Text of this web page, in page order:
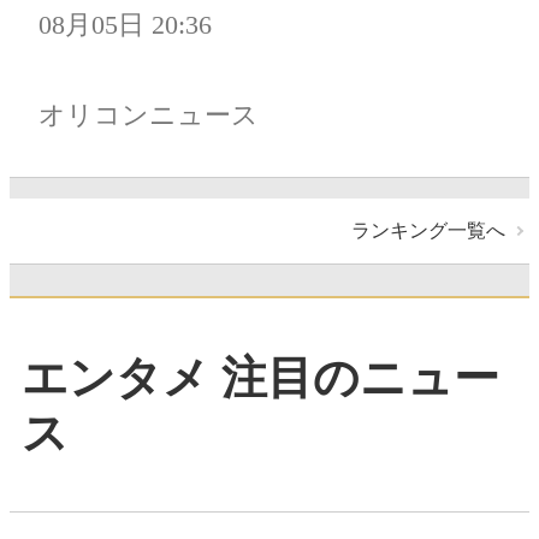
08月05日 20:36
オリコンニュース
ランキング一覧へ
エンタメ 注目のニュー
ス